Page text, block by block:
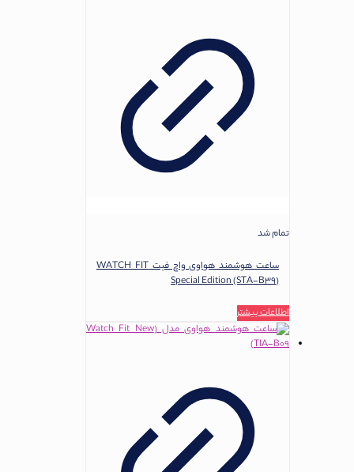
تمام شد
ساعت هوشمند هواوی واچ فیت WATCH FIT
Special Edition (STA-B39)
اطلاعات بیشتر